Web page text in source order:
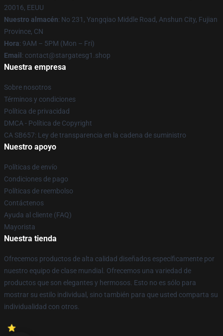
20016, EEUU
Nuestro almacén: No 231, Yangqiao Middle Road, Anshun City, Fujian
Province, CN
Hora: 9AM – 5PM (Mon – Fri)
Email : contact@stargatesg1.shop
Nuestra empresa
Sobre nosotros
Términos y condiciones
Política de privacidad
DMCA - Política de Copyright
CA SB657: Ley de transparencia en la cadena de suministro
Nuestro apoyo
Políticas de envío
Condiciones de pago
Políticas de reembolso
Contáctenos
Ayuda al cliente (FAQ)
Mayorista
Nuestra tienda
Ofrecemos productos de alta calidad diseñados específicamente por
nuestro equipo de clase mundial. Ofrecemos una variedad de
productos que son elegantes y hermosos. Esto no es sólo para
mostrar su estilo individual, sino también para que usted comparta su
individualidad con otros.